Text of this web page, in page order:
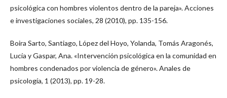
psicológica con hombres violentos dentro de la pareja». Acciones
e investigaciones sociales, 28 (2010), pp. 135-156.
Boira Sarto, Santiago, López del Hoyo, Yolanda, Tomás Aragonés,
Lucía y Gaspar, Ana. «Intervención psicológica en la comunidad en
hombres condenados por violencia de género». Anales de
psicología, 1 (2013), pp. 19-28.